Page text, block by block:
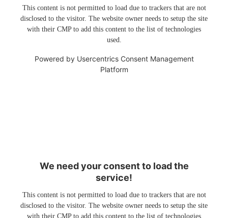
This content is not permitted to load due to trackers that are not
disclosed to the visitor. The website owner needs to setup the site
with their CMP to add this content to the list of technologies
used.
Powered by Usercentrics Consent Management
Platform
We need your consent to load the
service!
This content is not permitted to load due to trackers that are not
disclosed to the visitor. The website owner needs to setup the site
with their CMP to add this content to the list of technologies